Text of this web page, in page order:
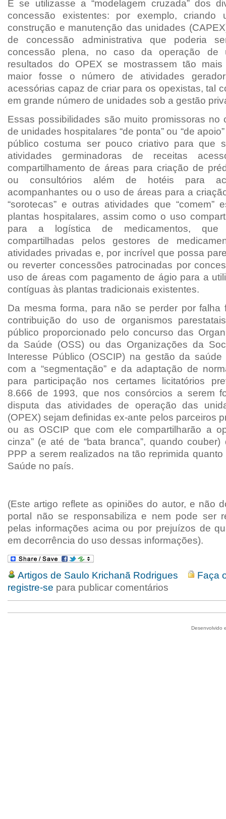
E se utilizasse a “modelagem cruzada” dos
concessão existentes: por exemplo, criando
construção e manutenção das unidades
de concessão administrativa que poderia
concessão plena, no caso da operação de
resultados do OPEX se mostrassem tão mais
maior fosse o número de atividades
acessórias capaz de criar para os opexistas, tal
em grande número de unidades sob a gestão
Essas possibilidades são muito promissoras no
de unidades hospitalares “de ponta” ou “de
público costuma ser pouco criativo para que
atividades germinadoras de receitas
compartilhamento de áreas para criação de
ou consultórios além de hotéis para
acompanhantes ou o uso de áreas para a
“sorotecas” e outras atividades que “comem”
plantas hospitalares, assim como o uso
para a logística de medicamentos, que
compartilhadas pelos gestores de
atividades privadas e, por incrível que possa
ou reverter concessões patrocinadas por
uso de áreas com pagamento de ágio para a
contíguas às plantas tradicionais existentes.
Da mesma forma, para não se perder por falha
contribuição do uso de organismos
público proporcionado pelo concurso das
da Saúde (OSS) ou das Organizações da
Interesse Público (OSCIP) na gestão da
com a “segmentação” e da adaptação de
para participação nos certames licitatórios
8.666 de 1993, que nos consórcios a serem
disputa das atividades de operação das
(OPEX) sejam definidas ex-ante pelos parceiros
ou as OSCIP que com ele compartilharão a
cinza” (e até de “bata branca”, quando
PPP a serem realizados na tão reprimida
Saúde no país.
(Este artigo reflete as opiniões do autor, e não
portal não se responsabiliza e nem pode ser
pelas informações acima ou por prejuízos de
em decorrência do uso dessas informações).
Artigos de Saulo Krichanã Rodrigues
Faça
registre-se para publicar comentários
Desenvolvido